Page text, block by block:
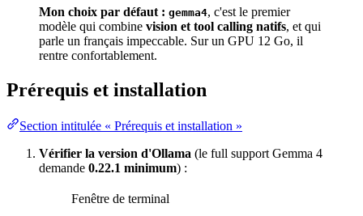
Mon choix par défaut : gemma4, c'est le premier
modèle qui combine vision et tool calling natifs, et qui
parle un français impeccable. Sur un GPU 12 Go, il
rentre confortablement.
Prérequis et installation
Section intitulée « Prérequis et installation »
Vérifier la version d'Ollama (le full support Gemma 4
demande 0.22.1 minimum) :
Fenêtre de terminal